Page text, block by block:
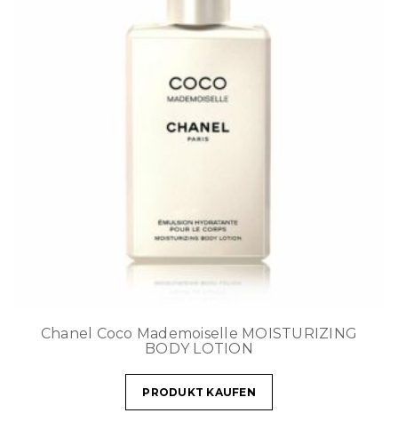
Chanel Coco Mademoiselle MOISTURIZING
BODY LOTION
PRODUKT KAUFEN